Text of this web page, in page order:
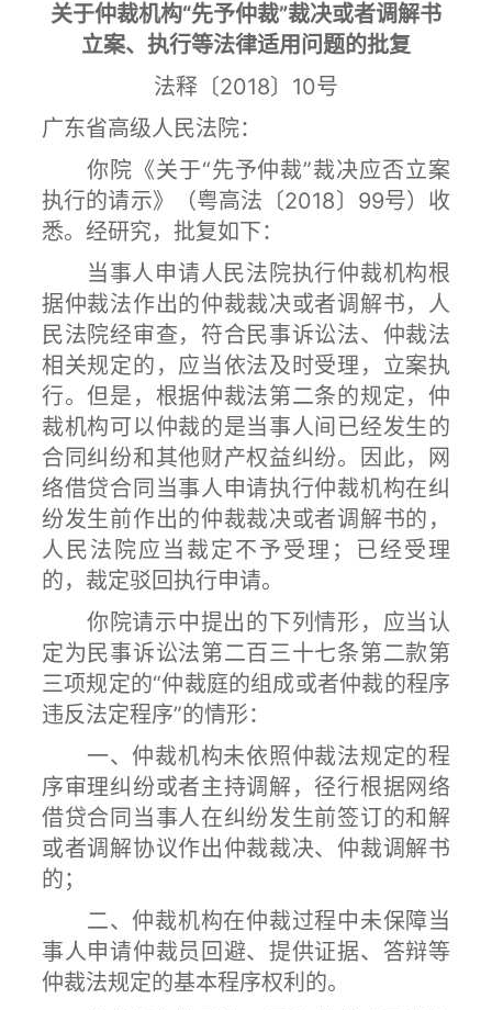
关于仲裁机构“先予仲裁”裁决或者调解书
立案、执行等法律适用问题的批复
法释〔2018〕10号
广东省高级人民法院：
你院《关于“先予仲裁”裁决应否立案
执行的请示》（粤高法〔2018〕99号）收
悉。经研究，批复如下：
当事人申请人民法院执行仲裁机构根
据仲裁法作出的仲裁裁决或者调解书，人
民法院经审查，符合民事诉讼法、仲裁法
相关规定的，应当依法及时受理，立案执
行。但是，根据仲裁法第二条的规定，仲
裁机构可以仲裁的是当事人间已经发生的
合同纠纷和其他财产权益纠纷。因此，网
络借贷合同当事人申请执行仲裁机构在纠
纷发生前作出的仲裁裁决或者调解书的，
人民法院应当裁定不予受理；已经受理
的，裁定驳回执行申请。
你院请示中提出的下列情形，应当认
定为民事诉讼法第二百三十七条第二款第
三项规定的“仲裁庭的组成或者仲裁的程序
违反法定程序”的情形：
一、仲裁机构未依照仲裁法规定的程
序审理纠纷或者主持调解，径行根据网络
借贷合同当事人在纠纷发生前签订的和解
或者调解协议作出仲裁裁决、仲裁调解书
的；
二、仲裁机构在仲裁过程中未保障当
事人申请仲裁员回避、提供证据、答辩等
仲裁法规定的基本程序权利的。